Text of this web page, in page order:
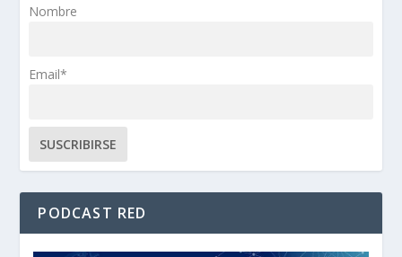
Nombre
Email*
PODCAST RED